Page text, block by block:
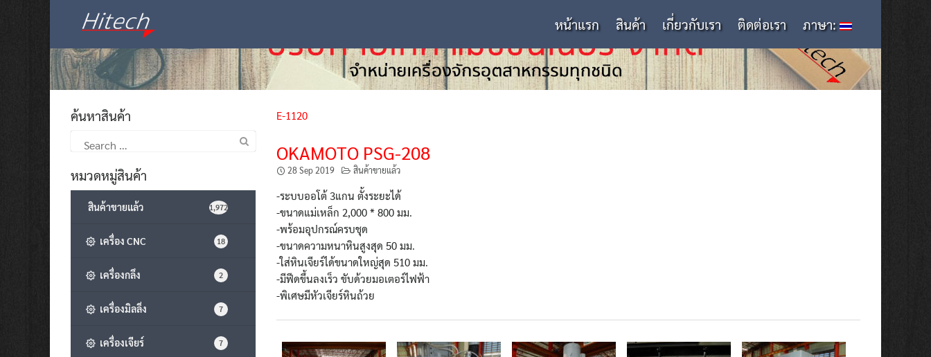
หน้าแรก สินค้า เกี่ยวกับเรา ติดต่อเรา ภาษา:
E-1120
OKAMOTO PSG-208
28 Sep 2019 สินค้าขายแล้ว
-ระบบออโต้ 3แกน ตั้งระยะได้
-ขนาดแม่เหล็ก 2,000 * 800 มม.
-พร้อมอุปกรณ์ครบชุด
-ขนาดความหนาหินสูงสุด 50 มม.
-ใส่หินเจียร์ได้ขนาดใหญ่สุด 510 มม.
-มีฟีดขึ้นลงเร็ว ขับด้วยมอเตอร์ไฟฟ้า
-พิเศษมีหัวเจียร์หินถ้วย
ค้นหาสินค้า
for:
หมวดหมู่สินค้า
สินค้าขายแล้ว 1,972
เครื่อง CNC 18
เครื่องกลึง 2
เครื่องมิลลิ่ง 7
เครื่องเจียร์ 7